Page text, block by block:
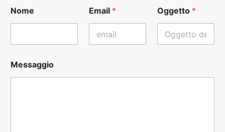
Nome
g
Email * Oggetto *
Messaggio